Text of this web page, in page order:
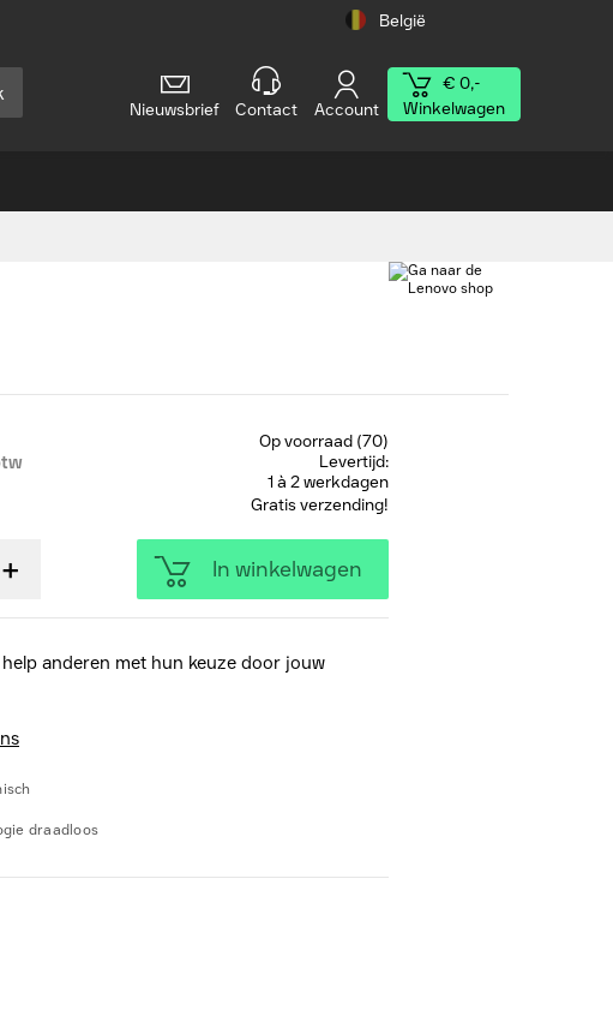
België
Nieuwsbrief Contact Account
€ 0,-
Winkelwagen
Op voorraad (70)
Levertijd:
1 à 2 werkdagen
Gratis verzending!
+ In winkelwagen
anderen met hun keuze door jouw
draadloos